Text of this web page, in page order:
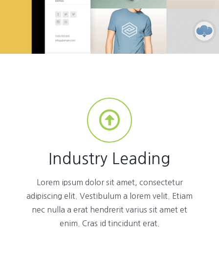
Industry Leading
Lorem ipsum dolor sit amet, consectetur
adipiscing elit. Vestibulum a lorem velit. Etiam
nec nulla a erat hendrerit varius sit amet et
enim. Cras id tincidunt erat.